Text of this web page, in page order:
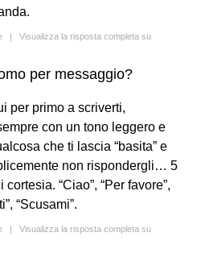
| Visualizza la risposta completa su
per messaggio?
per primo a scriverti,
con un tono leggero e
che ti lascia “basita” e
non rispondergli… 5
“Ciao”, “Per favore”,
“Scusami”.
| Visualizza la risposta completa su